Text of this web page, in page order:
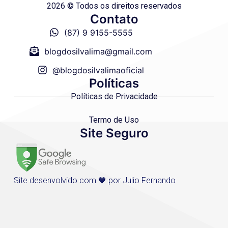
2026 © Todos os direitos reservados
Contato
(87) 9 9155-5555
blogdosilvalima@gmail.com
@blogdosilvalimaoficial
Políticas
Políticas de Privacidade
Termo de Uso
Site Seguro
Site desenvolvido com 💙 por Julio Fernando